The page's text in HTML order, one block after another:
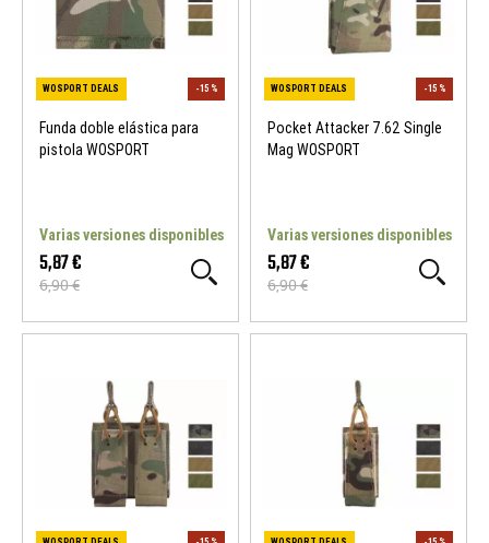
Funda doble elástica para
pistola WOSPORT
Varias versiones disponibles
5,87 €
6,90 €
Pocket Attacker 7.62 Single
Mag WOSPORT
Varias versiones disponibles
5,87 €
6,90 €